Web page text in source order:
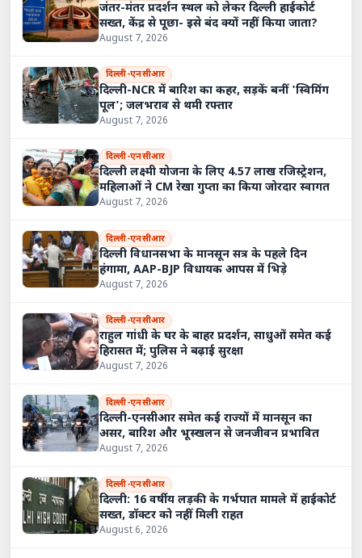
जंतर-मंतर प्रदर्शन स्थल को लेकर दिल्ली हाईकोर्ट
सख्त, केंद्र से पूछा- इसे बंद क्यों नहीं किया जाता?
August 7, 2026
दिल्ली-एनसीआर
दिल्ली-NCR में बारिश का कहर, सड़कें बनीं 'स्विमिंग
पूल'; जलभराव से थमी रफ्तार
August 7, 2026
दिल्ली-एनसीआर
दिल्ली लक्ष्मी योजना के लिए 4.57 लाख रजिस्ट्रेशन,
महिलाओं ने CM रेखा गुप्ता का किया जोरदार स्वागत
August 7, 2026
दिल्ली-एनसीआर
दिल्ली विधानसभा के मानसून सत्र के पहले दिन
हंगामा, AAP-BJP विधायक आपस में भिड़े
August 7, 2026
दिल्ली-एनसीआर
राहुल गांधी के घर के बाहर प्रदर्शन, साधुओं समेत कई
हिरासत में; पुलिस ने बढ़ाई सुरक्षा
August 7, 2026
दिल्ली-एनसीआर
दिल्ली-एनसीआर समेत कई राज्यों में मानसून का
असर, बारिश और भूस्खलन से जनजीवन प्रभावित
August 7, 2026
दिल्ली-एनसीआर
दिल्ली: 16 वर्षीय लड़की के गर्भपात मामले में हाईकोर्ट
सख्त, डॉक्टर को नहीं मिली राहत
August 6, 2026